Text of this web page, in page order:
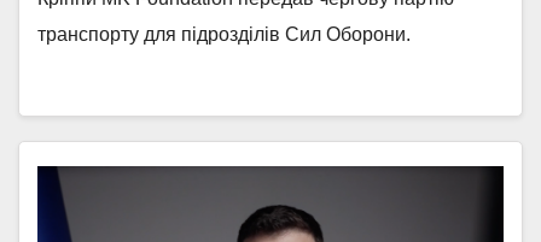
транспорту для підрозділів Сил Оборони.